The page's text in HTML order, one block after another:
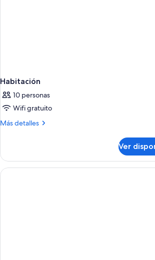
Habitación
10 personas
Wifi gratuito
Más detalles
Más
Ver